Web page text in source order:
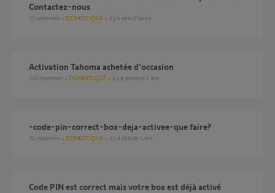
Contactez-nous
53 réponses DOMOTIQUE il y a plus d'un an
Activation Tahoma achetée d'occasion
228 réponses DOMOTIQUE il y a presque 2 ans
-code-pin-correct-box-deja-activee-que faire?
74 réponses DOMOTIQUE il y a plus de 4 ans
code PIN est correct mais votre box est déjà activé